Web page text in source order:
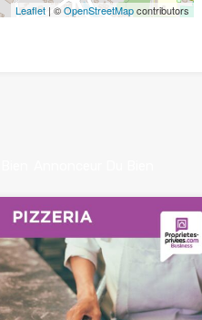
Leaflet| ©OpenStreetMapcontributors